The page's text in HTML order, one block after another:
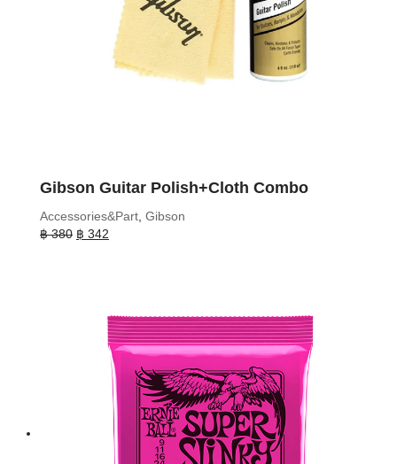
Gibson Guitar Polish+Cloth Combo
Accessories&Part, Gibson
฿380 Original
฿ 342